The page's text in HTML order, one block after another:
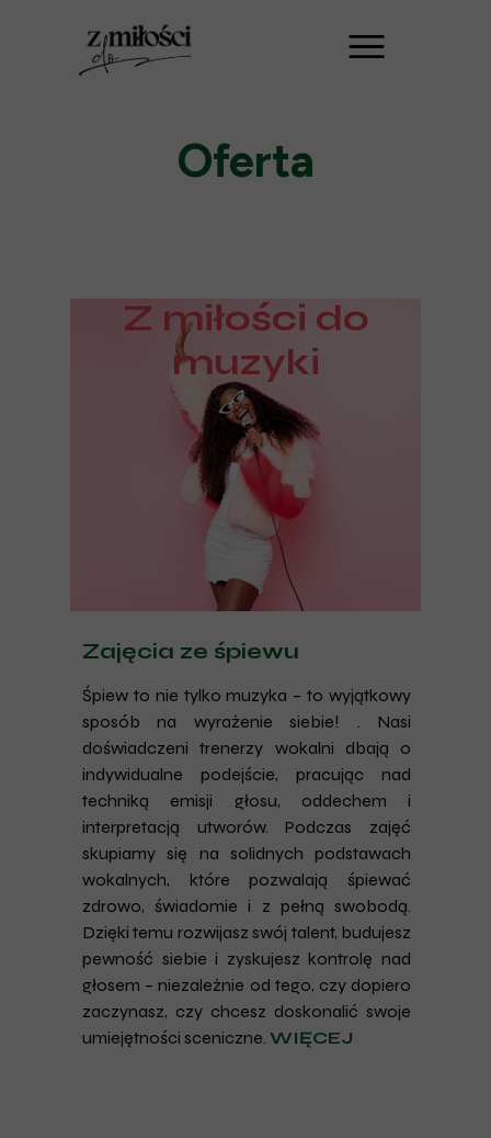
Oferta
Z miłości do
muzyki
Zajęcia ze śpiewu
Śpiew to nie tylko muzyka – to wyjątkowy
sposób na wyrażenie siebie! . Nasi
doświadczeni trenerzy wokalni dbają o
indywidualne podejście, pracując nad
techniką emisji głosu, oddechem i
interpretacją utworów. Podczas zajęć
skupiamy się na solidnych podstawach
wokalnych, które pozwalają śpiewać
zdrowo, świadomie i z pełną swobodą.
Dzięki temu rozwijasz swój talent, budujesz
pewność siebie i zyskujesz kontrolę nad
głosem – niezależnie od tego, czy dopiero
zaczynasz, czy chcesz doskonalić swoje
umiejętności sceniczne. WIĘCEJ